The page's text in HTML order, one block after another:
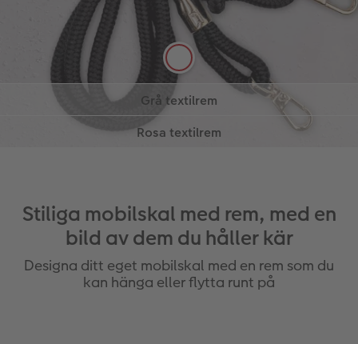
Beställ här
Läs mer
Grå textilrem
Textilband av högsta kvalitet i en cool grå färg.
Färgtonen är stilfull och kan lätt kombineras med
en sportig look
Beställ här
Läs mer
Rosa textilrem
Denna textilrem kan vara en riktig eyecatcher, och
som accessoar ger mobilremmen den perfekta
färgaccenten.
Stiliga mobilskal med rem, med en
bild av dem du håller kär
Designa ditt eget mobilskal med en rem som du
kan hänga eller flytta runt på